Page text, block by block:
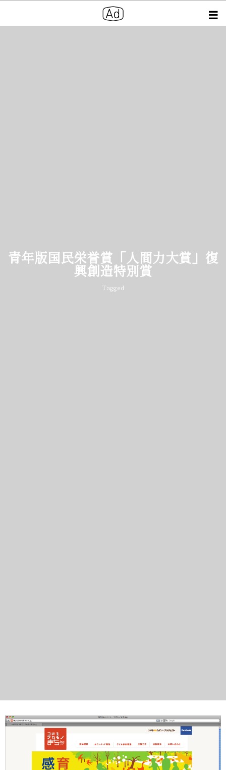
青年版国民栄誉賞「人間力大賞」復
興創造特別賞
Tagged